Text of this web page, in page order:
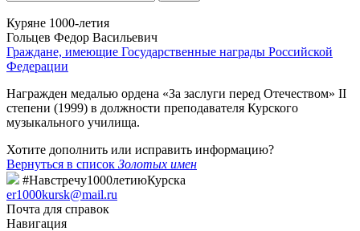
Куряне 1000-летия
Гольцев Федор Васильевич
Граждане, имеющие Государственные награды Российской
Федерации
Награжден медалью ордена «За заслуги перед Отечеством» II
степени (1999) в должности преподавателя Курского
музыкального училища.
Хотите дополнить или исправить информацию?
Вернуться в список Золотых имен
#Навстречу1000летиюКурска
er1000kursk@mail.ru
Почта для справок
Навигация